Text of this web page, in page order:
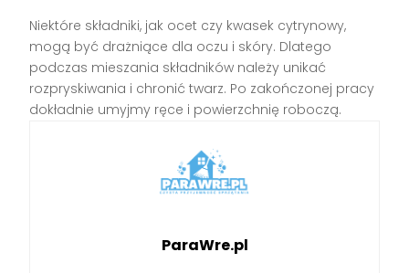
Niektóre składniki, jak ocet czy kwasek cytrynowy,
mogą być drażniące dla oczu i skóry. Dlatego
podczas mieszania składników należy unikać
rozpryskiwania i chronić twarz. Po zakończonej pracy
dokładnie umyjmy ręce i powierzchnię roboczą.
ParaWre.pl